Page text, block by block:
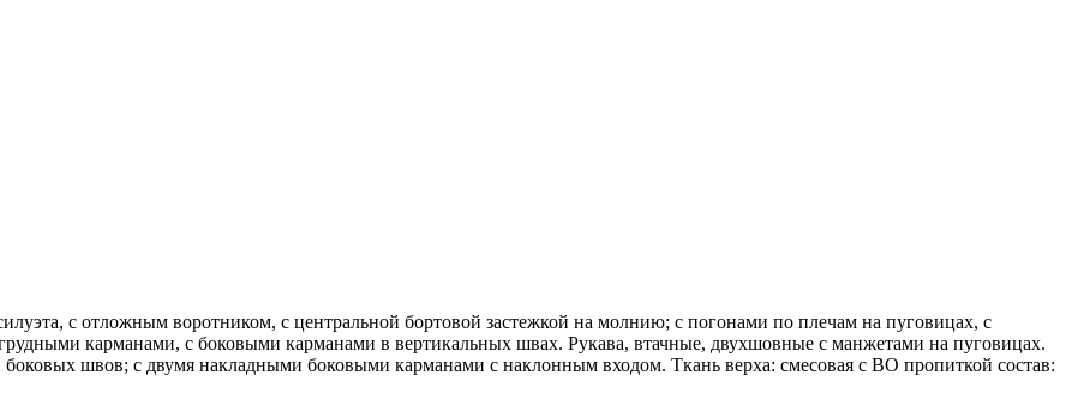
с отложным воротником, с центральной бортовой застежкой на молнию; с погонами по плечам на пуговицах, с
карманами, с боковыми карманами в вертикальных швах. Рукава, втачные, двухшовные с манжетами на пуговицах.
швов; с двумя накладными боковыми карманами с наклонным входом. Ткань верха: смесовая с ВО пропиткой состав: